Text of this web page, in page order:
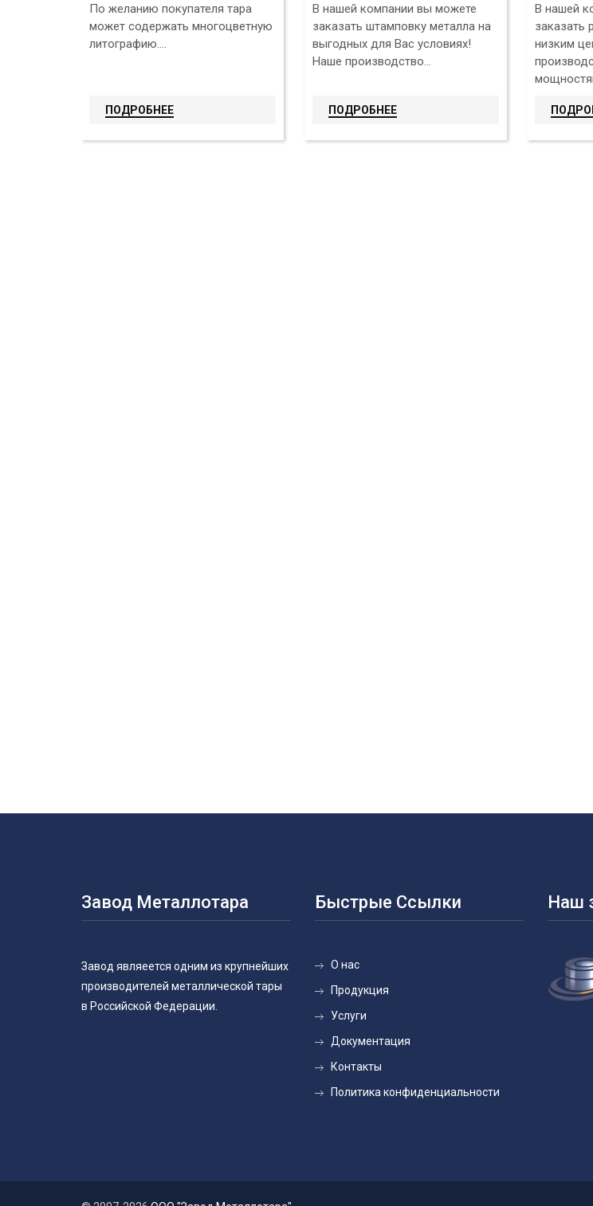
По желанию покупателя тара
может содержать многоцветную
литографию....
ПОДРОБНЕЕ
В нашей компании вы можете
заказать штамповку металла на
выгодных для Вас условиях!
Наше производство...
ПОДРОБНЕЕ
В нашей
заказать
низким
Завод Металлотара
Завод являеется одним из крупнейших
производителей металлической тары
в Российской Федерации.
Быстрые Ссылки
О нас
Продукция
Услуги
Документация
Контакты
Политика конфиденциальности
Наш
политикой конфиденциальности
OK